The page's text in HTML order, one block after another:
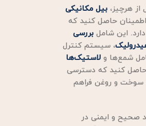
از هرچیز، بیل مکانیکی
حاصل کنید که
این شامل بررسی
، سیستم کنترل
شمع‌ها و لاستیک‌ها
کنید که دسترسی
سوخت و روغن فراهم
صحیح و ایمنی در